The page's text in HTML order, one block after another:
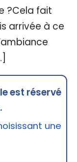
?Cela fait
arrivée à ce
est réservé
une